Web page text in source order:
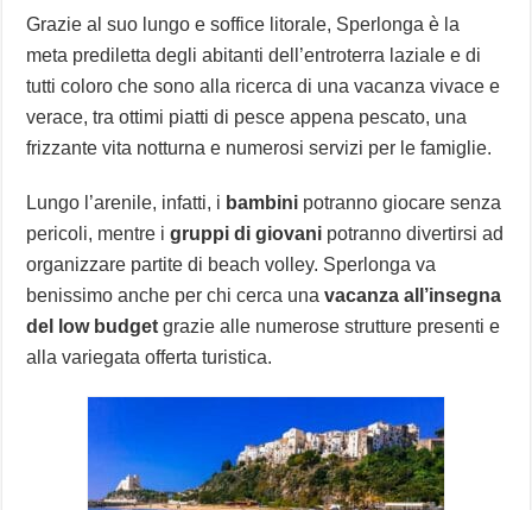
Grazie al suo lungo e soffice litorale, Sperlonga è la
meta prediletta degli abitanti dell’entroterra laziale e di
tutti coloro che sono alla ricerca di una vacanza vivace e
verace, tra ottimi piatti di pesce appena pescato, una
frizzante vita notturna e numerosi servizi per le famiglie.
Lungo l’arenile, infatti, i bambini potranno giocare senza
pericoli, mentre igruppi di giovani potranno divertirsi ad
organizzare partite di beach volley. Sperlonga va
benissimo anche per chi cerca unavacanza all’insegna
del low budget grazie alle numerose strutture presenti e
alla variegata offerta turistica.